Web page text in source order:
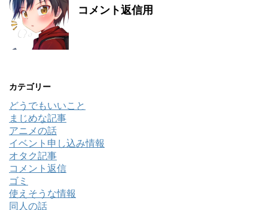
コメント返信用
カテゴリー
どうでもいいこと
まじめな記事
アニメの話
イベント申し込み情報
オタク記事
コメント返信
ゴミ
使えそうな情報
同人の話